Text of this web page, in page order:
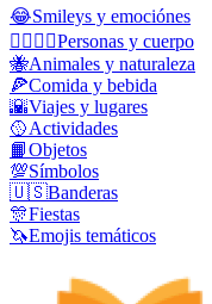
😂Smileys y emociónes
👩‍❤️‍💋‍👨Personas y cuerpo
🐝Animales y naturaleza
🍕Comida y bebida
🌇Viajes y lugares
🥎Actividades
📙Objetos
💯Símbolos
🇺🇸Banderas
🎊Fiestas
🦄Emojis temáticos